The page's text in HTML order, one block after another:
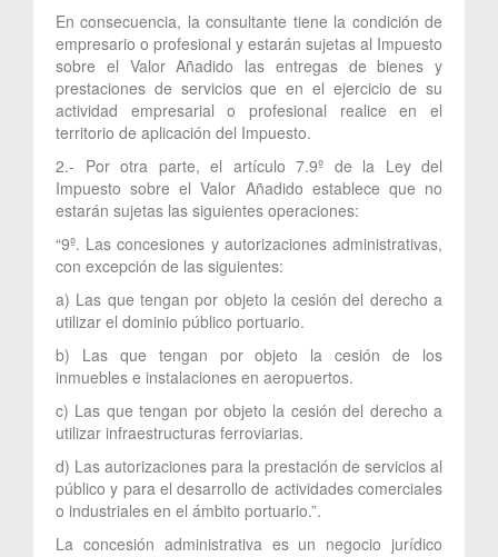
En consecuencia, la consultante tiene la condición de
empresario o profesional y estarán sujetas al Impuesto
sobre el Valor Añadido las entregas de bienes y
prestaciones de servicios que en el ejercicio de su
actividad empresarial o profesional realice en el
territorio de aplicación del Impuesto.
2.- Por otra parte, el artículo 7.9º de la Ley del
Impuesto sobre el Valor Añadido establece que no
estarán sujetas las siguientes operaciones:
“9º. Las concesiones y autorizaciones administrativas,
con excepción de las siguientes:
a) Las que tengan por objeto la cesión del derecho a
utilizar el dominio público portuario.
b) Las que tengan por objeto la cesión de los
inmuebles e instalaciones en aeropuertos.
c) Las que tengan por objeto la cesión del derecho a
utilizar infraestructuras ferroviarias.
d) Las autorizaciones para la prestación de servicios al
público y para el desarrollo de actividades comerciales
o industriales en el ámbito portuario.”.
La concesión administrativa es un negocio jurídico